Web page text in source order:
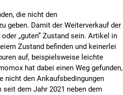
die nicht den
geben. Damit der Weiterverkauf der
„guten” Zustand sein. Artikel in
Zustand befinden und keinerlei
auf, beispielsweise leichte
hat dabei einen Weg gefunden,
nicht den Ankaufsbedingungen
dem Jahr 2021 neben dem